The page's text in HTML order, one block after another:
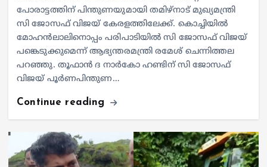
പോരാട്ടത്തിന് പിന്തുണയുമായി തമിഴ്‌നാട് മുഖ്യമന്ത്രി
സി ജോസഫ് വിജയ് കേരളത്തിലേക്ക്. കൊച്ചിയില്‍
മോഹന്‍ലാലിനൊപ്പം പരിപാടിയില്‍ സി ജോസഫ് വിജയ്
പങ്കെടുക്കുമെന്ന് ആഭ്യന്തരമന്ത്രി രമേശ് ചെന്നിത്തല
പറഞ്ഞു. തൂഫാന്‍ ദ നാര്‍കോ ഹണ്ടിന് സി ജോസഫ്
വിജയ് പൂര്‍ണപിന്തുണ…
Continue reading